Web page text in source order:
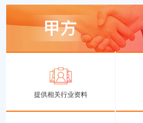
提供相关行业资料